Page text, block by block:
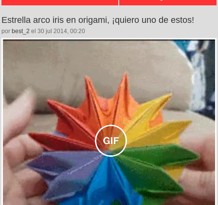
Estrella arco iris en origami, ¡quiero uno de estos!
por best_2 el 30 jul 2014, 00:20